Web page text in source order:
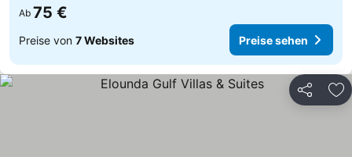
Ab 75 €
Preise von 7 Websites Preise sehen
Teilen